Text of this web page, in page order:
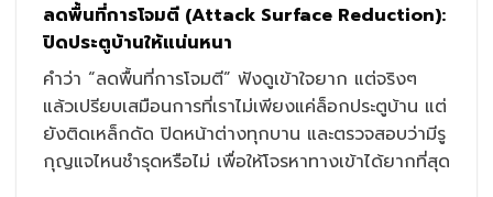
ลดพื้นที่การโจมตี (Attack Surface Reduction):
ปิดประตูบ้านให้แน่นหนา
คำว่า “ลดพื้นที่การโจมตี” ฟังดูเข้าใจยาก แต่จริงๆ
แล้วเปรียบเสมือนการที่เราไม่เพียงแค่ล็อกประตูบ้าน แต่
ยังติดเหล็กดัด ปิดหน้าต่างทุกบาน และตรวจสอบว่ามีรู
กุญแจไหนชำรุดหรือไม่ เพื่อให้โจรหาทางเข้าได้ยากที่สุด